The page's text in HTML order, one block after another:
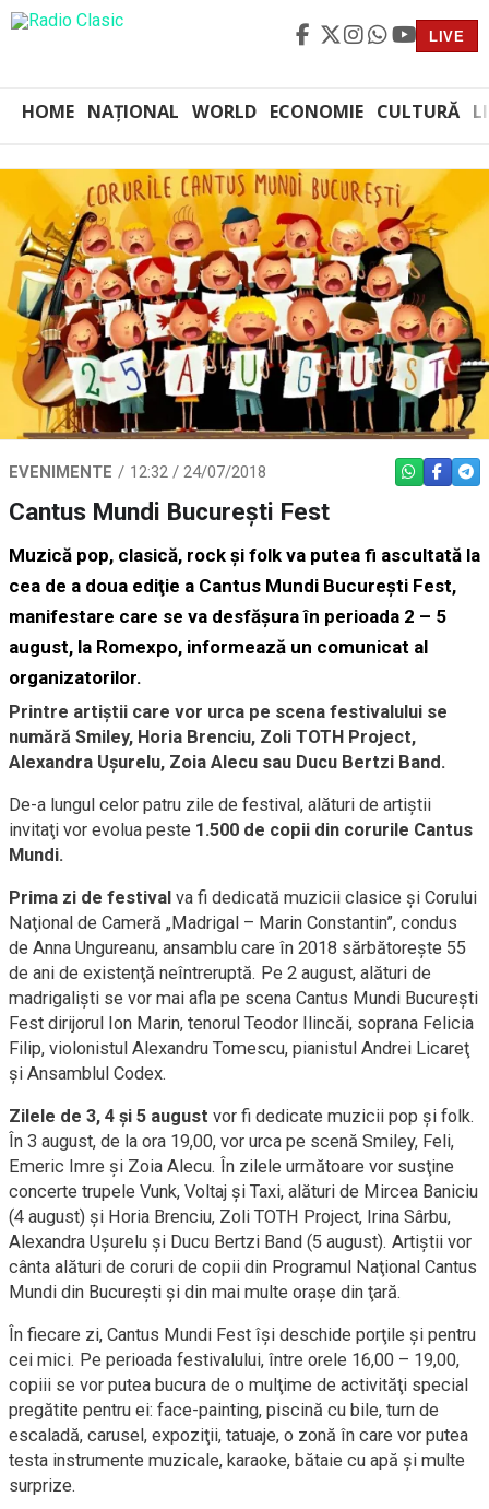
LIVE
HOME NAȚIONAL WORLD ECONOMIE CULTURĂ
EVENIMENTE 12:32 / 24/07/2018 WHATSAPP
Cantus Mundi Bucureşti Fest
Muzică pop, clasică, rock şi folk va putea fi ascultată la
cea de a doua ediţie a Cantus Mundi Bucureşti Fest,
manifestare care se va desfăşura în perioada 2 – 5
august, la Romexpo, informează un comunicat al
organizatorilor.
Printre artiştii care vor urca pe scena festivalului se
numără Smiley, Horia Brenciu, Zoli TOTH Project,
Alexandra Uşurelu, Zoia Alecu sau Ducu Bertzi Band.
De-a lungul celor patru zile de festival, alături de artiştii
invitaţi vor evolua peste 1.500 de copii din corurile Cantus
Mundi.
Prima zi de festival va fi dedicată muzicii clasice şi Corului
Naţional de Cameră „Madrigal – Marin Constantin”, condus
de Anna Ungureanu, ansamblu care în 2018 sărbătoreşte 55
de ani de existenţă neîntreruptă. Pe 2 august, alături de
madrigalişti se vor mai afla pe scena Cantus Mundi Bucureşti
Fest dirijorul Ion Marin, tenorul Teodor Ilincăi, soprana Felicia
Filip, violonistul Alexandru Tomescu, pianistul Andrei Licareţ
şi Ansamblul Codex.
Zilele de 3, 4 şi 5 august vor fi dedicate muzicii pop şi folk.
În 3 august, de la ora 19,00, vor urca pe scenă Smiley, Feli,
Emeric Imre şi Zoia Alecu. În zilele următoare vor susţine
concerte trupele Vunk, Voltaj şi Taxi, alături de Mircea Baniciu
(4 august) şi Horia Brenciu, Zoli TOTH Project, Irina Sârbu,
Alexandra Uşurelu şi Ducu Bertzi Band (5 august). Artiştii vor
cânta alături de coruri de copii din Programul Naţional Cantus
Mundi din Bucureşti şi din mai multe oraşe din ţară.
În fiecare zi, Cantus Mundi Fest îşi deschide porţile şi pentru
cei mici. Pe perioada festivalului, între orele 16,00 – 19,00,
copiii se vor putea bucura de o mulţime de activităţi special
pregătite pentru ei: face-painting, piscină cu bile, turn de
escaladă, carusel, expoziţii, tatuaje, o zonă în care vor putea
testa instrumente muzicale, karaoke, bătaie cu apă şi multe
surprize.